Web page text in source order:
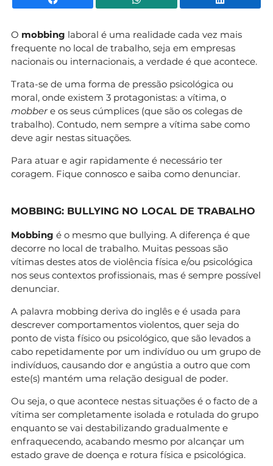
O mobbing laboral é uma realidade cada vez mais
frequente no local de trabalho, seja em empresas
nacionais ou internacionais, a verdade é que acontece.
Trata-se de uma forma de pressão psicológica ou
moral, onde existem 3 protagonistas: a vítima, o
mobbere os seus cúmplices (que são os colegas de
trabalho). Contudo, nem sempre a vítima sabe como
deve agir nestas situações.
Para atuar e agir rapidamente é necessário ter
coragem. Fique connosco e saiba como denunciar.
MOBBING: BULLYING NO LOCAL DE TRABALHO
Mobbing é o mesmo que bullying. A diferença é que
decorre no local de trabalho. Muitas pessoas são
vítimas destes atos de violência física e/ou psicológica
nos seus contextos profissionais, mas é sempre possível
denunciar.
A palavra mobbing deriva do inglês e é usada para
descrever comportamentos violentos, quer seja do
ponto de vista físico ou psicológico, que são levados a
cabo repetidamente por um indivíduo ou um grupo de
indivíduos, causando dor e angústia a outro que com
este(s) mantém uma relação desigual de poder.
Ou seja, o que acontece nestas situações é o facto de a
vítima ser completamente isolada e rotulada do grupo
enquanto se vai destabilizando gradualmente e
enfraquecendo, acabando mesmo por alcançar um
estado grave de doença e rotura física e psicológica.